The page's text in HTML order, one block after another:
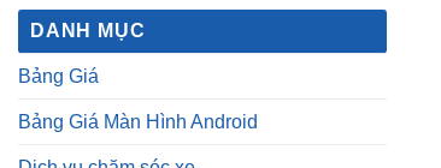
DANH MỤC
Bảng Giá
Bảng Giá Màn Hình Android